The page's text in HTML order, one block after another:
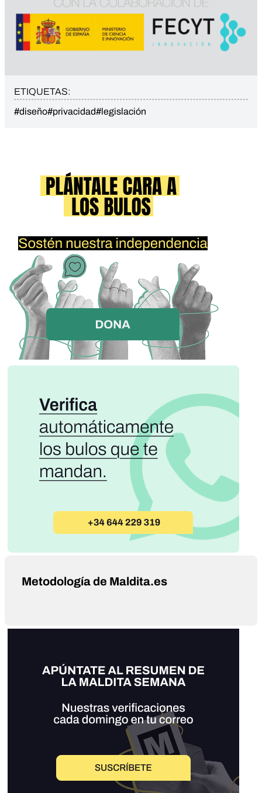
ETIQUETAS:
#diseño#privacidad#legislación
Metodología de Maldita.es